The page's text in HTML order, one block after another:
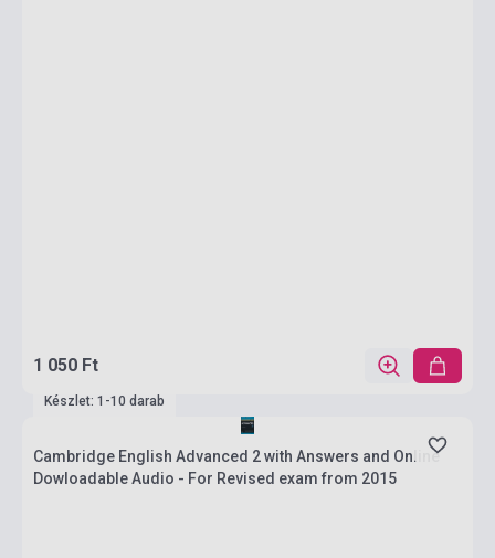
1 050 Ft
Készlet: 1-10 darab
Cambridge English Advanced 2 with Answers and Online
Dowloadable Audio - For Revised exam from 2015